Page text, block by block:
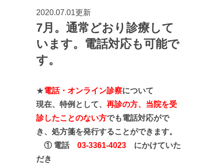
2020.07.01更新
7月。通常どおり診療して
います。電話対応も可能で
す。
★電話・オンライン診察について
現在、特例として、 再診の方、当院を受
診したことのない方でも電話対応がで
き、処方箋を発行することができます。
① 電話 03-3361-4023 にかけていた
だき